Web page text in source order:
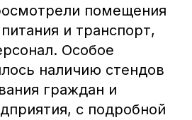
помещения
и транспорт,
Особое
наличию стендов
граждан и
с подробной